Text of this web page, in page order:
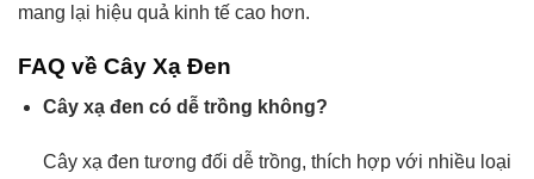
mang lại hiệu quả kinh tế cao hơn.
FAQ về Cây Xạ Đen
Cây xạ đen có dễ trồng không?
Cây xạ đen tương đối dễ trồng, thích hợp với nhiều loại